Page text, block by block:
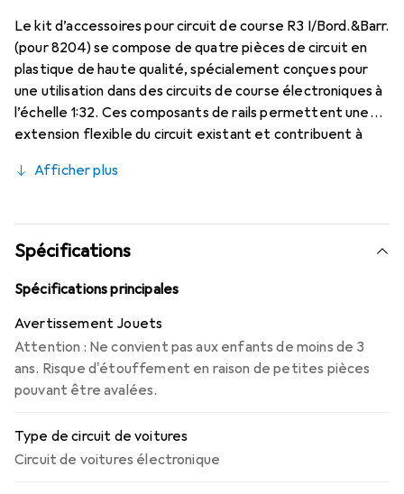
Le kit d’accessoires pour circuit de course R3 I/Bord.&Barr.
(pour 8204) se compose de quatre pièces de circuit en
plastique de haute qualité, spécialement conçues pour
une utilisation dans des circuits de course électroniques à
l’échelle 1:32. Ces composants de rails permettent une
extension flexible du circuit existant et contribuent à
construction en plastique robuste garantit une longue
concepts de circuits. Le montage est simple, permettant
ainsi la réalisation de configurations de piste complexes.
Le produit est polyvalent et offre un ajustement précis,
assurant une connexion stable entre les différentes
pas adapté aux enfants de moins de 3 ans en raison de
petites pièces.
Afficher plus
Spécifications
Spécifications principales
Avertissement Jouets
Attention : Ne convient pas aux enfants de moins de 3
ans. Risque d'étouffement en raison de petites pièces
pouvant être avalées.
Type de circuit de voitures
Circuit de voitures électronique